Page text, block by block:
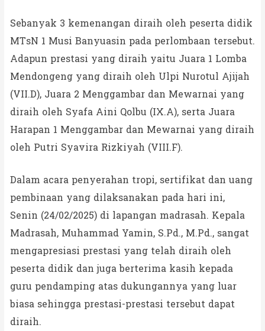
Sebanyak 3 kemenangan diraih oleh peserta didik
MTsN 1 Musi Banyuasin pada perlombaan tersebut.
Adapun prestasi yang diraih yaitu Juara 1 Lomba
Mendongeng yang diraih oleh Ulpi Nurotul Ajijah
(VII.D), Juara 2 Menggambar dan Mewarnai yang
diraih oleh Syafa Aini Qolbu (IX.A), serta Juara
Harapan 1 Menggambar dan Mewarnai yang diraih
oleh Putri Syavira Rizkiyah (VIII.F).
Dalam acara penyerahan tropi, sertifikat dan uang
pembinaan yang dilaksanakan pada hari ini,
Senin (24/02/2025) di lapangan madrasah. Kepala
Madrasah, Muhammad Yamin, S.Pd., M.Pd., sangat
mengapresiasi prestasi yang telah diraih oleh
peserta didik dan juga berterima kasih kepada
guru pendamping atas dukungannya yang luar
biasa sehingga prestasi-prestasi tersebut dapat
diraih.